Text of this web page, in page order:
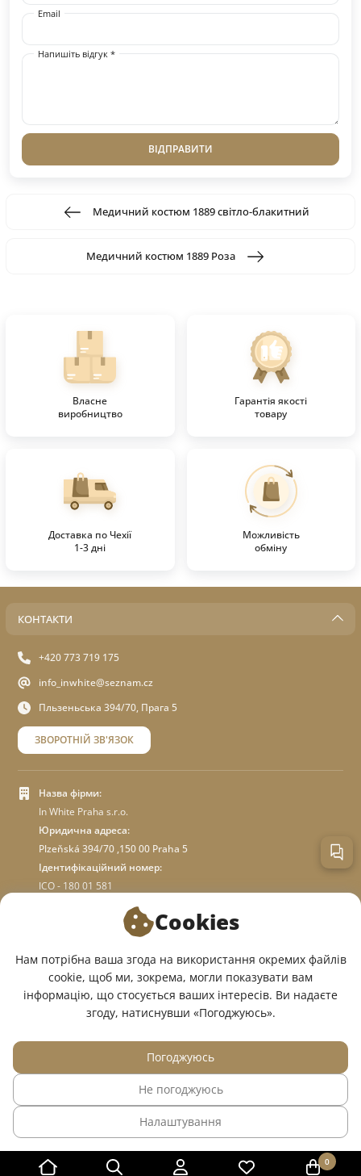
0
Email
Напишіть відгук *
ВІДПРАВИТИ
Медичний костюм 1889 світло-блакитний
Медичний костюм 1889 Роза
Власне
виробництво
Гарантія якості
товару
Доставка по Чехії
1-3 дні
Можливість
обміну
КОНТАКТИ
+420 773 719 175
info_inwhite@seznam.cz
Пльзеньська 394/70, Прага 5
ЗВОРОТНІЙ ЗВ'ЯЗОК
Назва фірми:
In White Praha s.r.o.
Юридична адреса:
Plzeňská 394/70 ,150 00 Praha 5
Ідентифікаційний номер:
ICO - 180 01 581
ПРО МАГАЗИН
МИ У СОЦМЕРЕЖАХ:
© 2015 — 2026, Інтернет-магазин медичного одягу InWhite.
Сайт створено вSago Group
Cookies
Нам потрібна ваша згода на використання окремих файлів
cookie, щоб ми, зокрема, могли показувати вам
інформацію, що стосується ваших інтересів. Ви надаєте
згоду, натиснувши «Погоджуюсь».
Налаштування
Не погоджуюсь
Погоджуюсь